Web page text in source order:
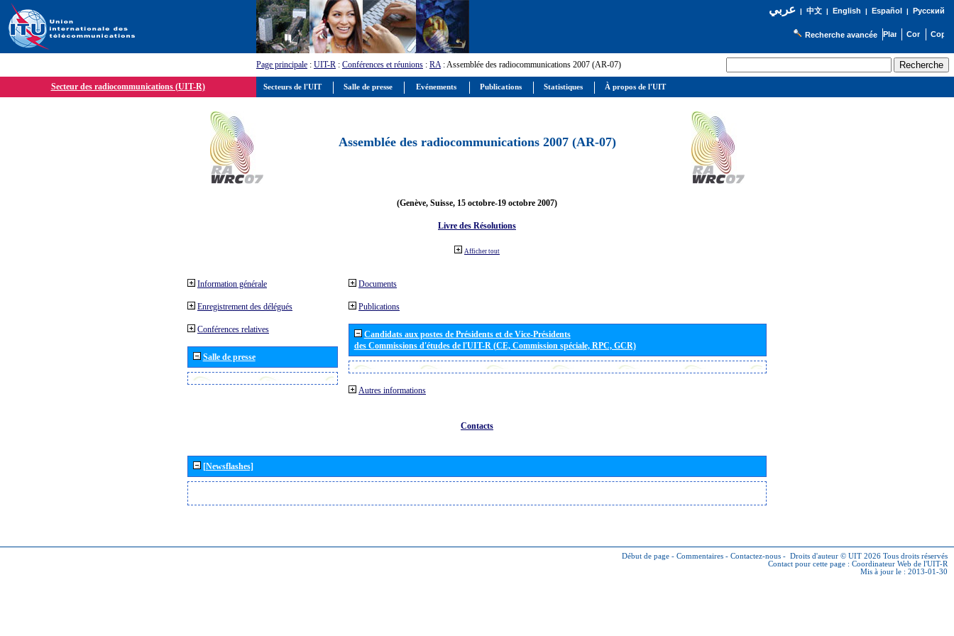
عربي| 中文| English | Español | Русский
Recherche avancée
Page principale : UIT-R : Conférences et réunions : RA: Assemblée des radiocommunications 2007 (AR-07)
Secteur des radiocommunications (UIT-R)
Assemblée des radiocommunications 2007 (AR-07)
(Genève, Suisse, 15 octobre-19 octobre 2007)
Livre des Résolutions
Afficher tout
Information générale
Enregistrement des délégués
Conférences relatives
Salle de presse
Documents
Publications
Candidats aux postes de Présidents et de Vice-Présidents
des Commissions d'études de l'UIT-R (CE, Commission spéciale, RPC, GCR)
Autres informations
Contacts
[Newsflashes]
Début de page - Commentaires - Contactez-nous - Droits d'auteur © UIT 2026 Tous droits réservés
Contact pour cette page : Coordinateur Web de l'UIT-R
Mis à jour le : 2013-01-30
Secteurs de l'UIT Salle de presse Evénements Publications Statistiques À propos de l'UIT